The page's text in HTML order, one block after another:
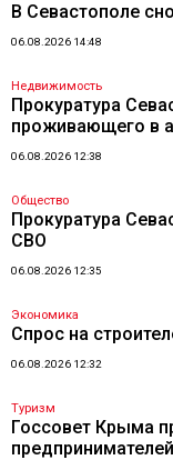
В Севастополе
06.08.2026 14:48
Недвижимость
Прокуратура
проживающего в
06.08.2026 12:38
Общество
Прокуратура
СВО
06.08.2026 12:35
Экономика
Спрос на
06.08.2026 12:32
Туризм
Госсовет Крыма